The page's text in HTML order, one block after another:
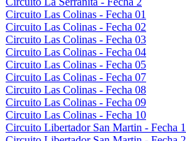
Circuito Las Colinas - Fecha 01
Circuito Las Colinas - Fecha 02
Circuito Las Colinas - Fecha 03
Circuito Las Colinas - Fecha 04
Circuito Las Colinas - Fecha 05
Circuito Las Colinas - Fecha 07
Circuito Las Colinas - Fecha 08
Circuito Las Colinas - Fecha 09
Circuito Las Colinas - Fecha 10
Circuito Libertador San Martin - Fecha 1